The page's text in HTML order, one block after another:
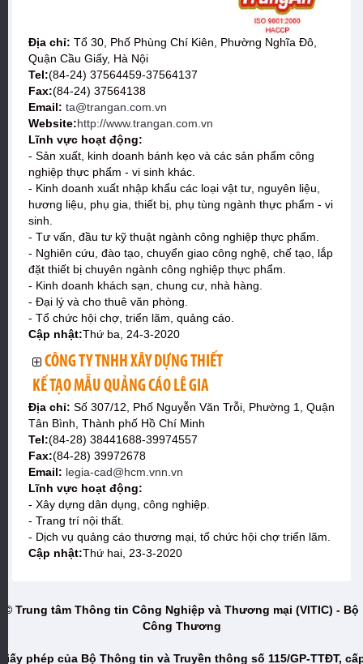
Địa chỉ: Tổ 30, Phố Phùng Chí Kiên, Phường Nghĩa Đô,
Quận Cầu Giấy, Hà Nội
Tel:(84-24) 37564459-37564137
Fax:(84-24) 37564138
Email: ta@trangan.com.vn
Website:http://www.trangan.com.vn
Lĩnh vực hoạt động:
- Sản xuất, kinh doanh bánh kẹo và các sản phẩm công
nghiệp thực phẩm - vi sinh khác.
- Kinh doanh xuất nhập khẩu các loại vật tư, nguyên liệu,
hương liệu, phụ gia, thiết bị, phụ tùng ngành thực phẩm - vi
sinh.
- Tư vấn, đầu tư kỹ thuật ngành công nghiệp thực phẩm.
- Nghiên cứu, đào tạo, chuyển giao công nghệ, chế tạo, lắp
đặt thiết bị chuyên ngành công nghiệp thực phẩm.
- Kinh doanh khách sạn, chung cư, nhà hàng.
- Đại lý và cho thuê văn phòng.
- Tổ chức hội chợ, triển lãm, quảng cáo.
Cập nhật:Thứ ba, 24-3-2020
CÔNG TY TNHH XÂY DỰNG THIẾT
KẾ TẠO MẪU QUẢNG CÁO LÊ GIA
Địa chỉ: Số 307/12, Phố Nguyễn Văn Trỗi, Phường 1, Quận
Tân Bình, Thành phố Hồ Chí Minh
Tel:(84-28) 38441688-39974557
Fax:(84-28) 39972678
Email: legia-cad@hcm.vnn.vn
Lĩnh vực hoạt động:
- Xây dựng dân dụng, công nghiệp.
- Trang trí nội thất.
- Dịch vụ quảng cáo thương mại, tổ chức hội chợ triển lãm.
Cập nhật:Thứ hai, 23-3-2020
© Trung tâm Thông tin Công Nghiệp và Thương mại (VITIC) - Bộ
Công Thương
phép của Bộ Thông tin và Truyền thông số 115/GP-TTĐT,